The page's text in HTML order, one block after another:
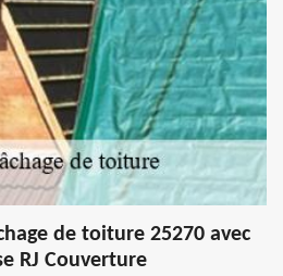
de toiture 25270 avec
RJ Couverture